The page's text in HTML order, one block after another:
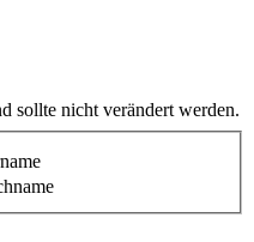
sollte nicht verändert werden.